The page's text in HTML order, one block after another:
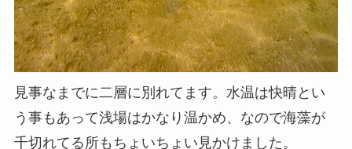
見事なまでに二層に別れてます。水温は快晴とい
う事もあって浅場はかなり温かめ、なので海藻が
千切れてる所もちょいちょい見かけました。